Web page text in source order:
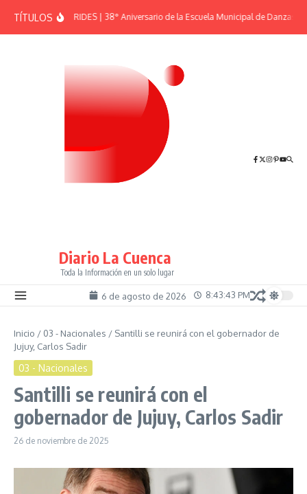
TÍTULOSEFEMÉRIDES | 38° Aniversario de la Escuela Municipal de Danzas “El
Diario La Cuenca
Toda la Información en un solo lugar
6 de agosto de 2026 8:43:44 PM
Inicio / 03 - Nacionales / Santilli se reunirá con el gobernador de
Jujuy, Carlos Sadir
03 - Nacionales
Santilli se reunirá con el
gobernador de Jujuy, Carlos Sadir
26 de noviembre de 2025